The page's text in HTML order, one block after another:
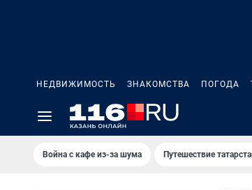
НЕДВИЖИМОСТЬ ЗНАКОМСТВА ПОГОДА
Война с кафе из-за шума Путешествие